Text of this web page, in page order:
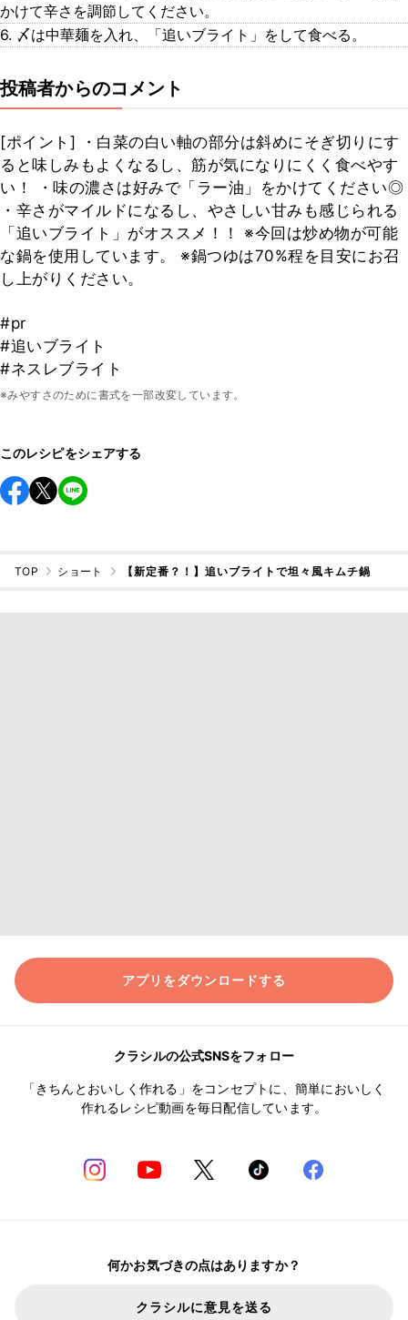
かけて辛さを調節してください。
6. 〆は中華麺を入れ、「追いブライト」をして食べる。
投稿者からのコメント
[ポイント] ・白菜の白い軸の部分は斜めにそぎ切りにす
ると味しみもよくなるし、筋が気になりにくく食べやす
い！ ・味の濃さは好みで「ラー油」をかけてください◎
・辛さがマイルドになるし、やさしい甘みも感じられる
「追いブライト」がオススメ！！ ※今回は炒め物が可能
な鍋を使用しています。 ※鍋つゆは70%程を目安にお召
し上がりください。
#pr
#追いブライト
#ネスレブライト
※みやすさのために書式を一部改変しています。
このレシピをシェアする
TOP ショート 【新定番？！】追いブライトで坦々風キムチ鍋
アプリをダウンロードする
クラシルの公式SNSをフォロー
「きちんとおいしく作れる」をコンセプトに、簡単においしく
作れるレシピ動画を毎日配信しています。
何かお気づきの点はありますか？
クラシルに意見を送る